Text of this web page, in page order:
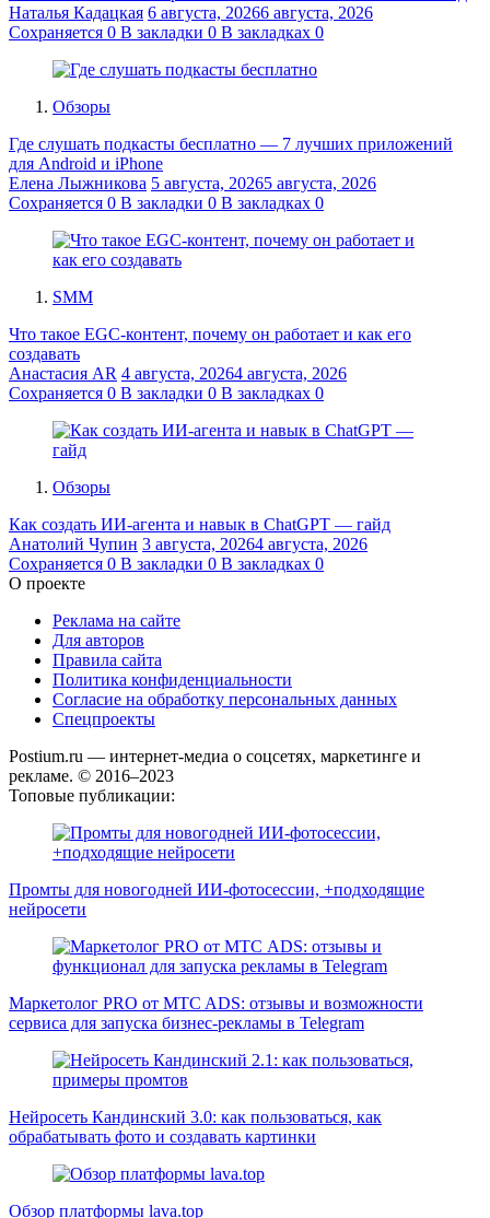
Наталья Кадацкая 6 августа, 20266 августа, 2026
Сохраняется 0 В закладки 0 В закладках 0
Обзоры
Где слушать подкасты бесплатно — 7 лучших приложений
для Android и iPhone
Елена Лыжникова 5 августа, 20265 августа, 2026
Сохраняется 0 В закладки 0 В закладках 0
SMM
Что такое EGC-контент, почему он работает и как его
создавать
Анастасия AR 4 августа, 20264 августа, 2026
Сохраняется 0 В закладки 0 В закладках 0
Обзоры
Как создать ИИ-агента и навык в ChatGPT — гайд
Анатолий Чупин 3 августа, 20264 августа, 2026
Сохраняется 0 В закладки 0 В закладках 0
О проекте
Реклама на сайте
Для авторов
Правила сайта
Политика конфиденциальности
Согласие на обработку персональных данных
Спецпроекты
Postium.ru — интернет-медиа о соцсетях, маркетинге и
рекламе. © 2016–2023
Топовые публикации:
Промты для новогодней ИИ-фотосессии, +подходящие
нейросети
Маркетолог PRO от MTC ADS: отзывы и возможности
сервиса для запуска бизнес-рекламы в Telegram
Нейросеть Кандинский 3.0: как пользоваться, как
обрабатывать фото и создавать картинки
Обзор платформы lava.top